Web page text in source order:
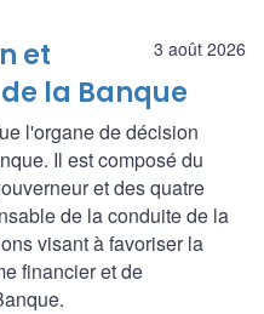
3 août 2026
et
la Banque
l'organe de décision
Il est composé du
et des quatre
de la conduite de la
visant à favoriser la
financier et de